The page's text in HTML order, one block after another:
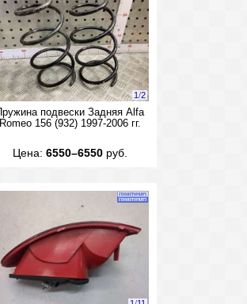
1/2
Пружина подвески Задняя Alfa
Romeo 156 (932) 1997-2006 гг.
Цена: 6550–6550руб.